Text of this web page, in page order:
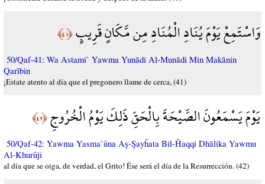
وَاسْتَمِعْ يَوْمَ يُنَادِ الْمُنَادِ مِن مَّكَانٍ قَرِيبٍ﴿٤١﴾
50/Qaf-41: Wa Astami` Yawma Yunādi Al-Munādi Min Makānin
Qarībin
¡Estate atento al día que el pregonero llame de cerca, (41)
يَوْمَ يَسْمَعُونَ الصَّيْحَةَ بِالْحَقِّ ذَلِكَ يَوْمُ الْخُرُوجِ﴿٤٢﴾
50/Qaf-42: Yawma Yasma`ūna Aş-Şayĥata Bil-Ĥaqqi Dhālika Yawmu
Al-Khurūji
al día que se oiga, de verdad, el Grito! Ése será el día de la Resurrección. (42)